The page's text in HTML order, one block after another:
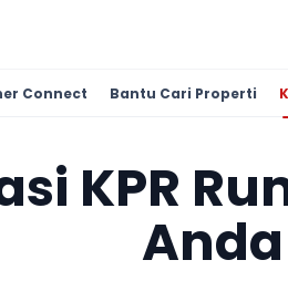
Connect Bantu Cari Properti
KPR
Anda